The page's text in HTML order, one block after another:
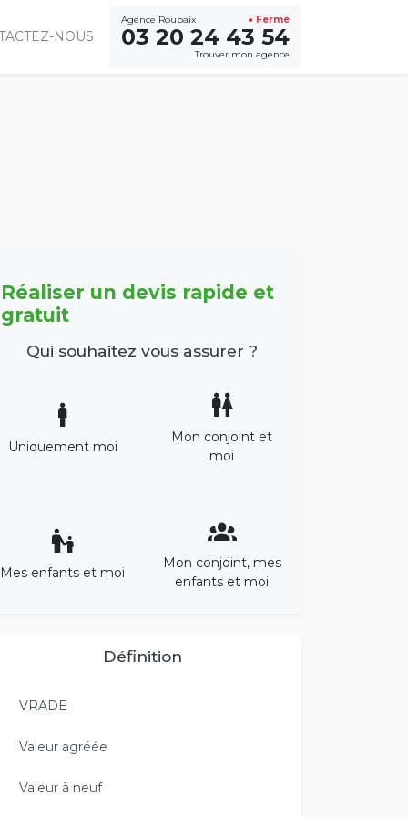
NOUS
Agence Roubaix ● Fermé
03 20 24 43 54
Trouver mon agence
Réaliser un devis rapide et
gratuit
Qui souhaitez vous assurer ?
Uniquement moi
Mon conjoint et
moi
Mes enfants et moi
Mon conjoint, mes
enfants et moi
Définition
VRADE
Valeur agréée
Valeur à neuf